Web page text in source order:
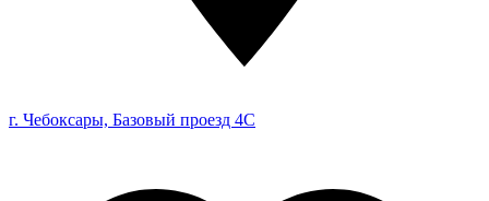
г. Чебоксары, Базовый проезд 4С